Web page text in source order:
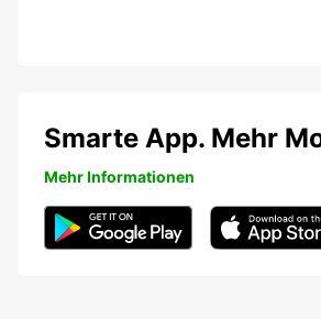
Smarte App. Mehr
Mehr Informationen